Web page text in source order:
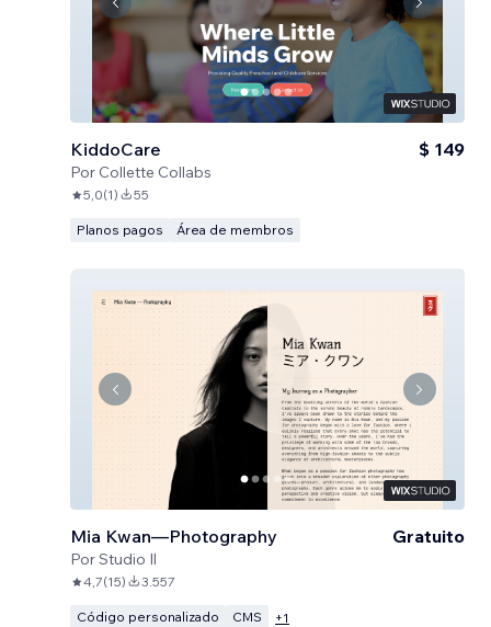
KiddoCare
Por Collette Collabs
$ 149
5,0(1) 55
Planos pagos Área de membros
Mia Kwan—Photography
PorStudio Il
Gratuito
4,7(15) 3.557
Código personalizado CMS +1